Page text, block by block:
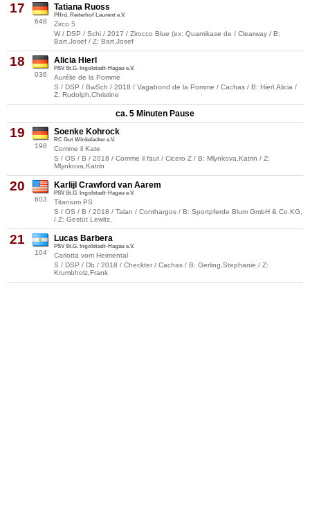
17
648
Tatiana Ruoss
Pffrd. Reiterhof Laurent e.V.
Zirco 5
W / DSP / Schi / 2017 / Zirocco Blue (ex: Quamikase de / Clearway / B:
Bart,Josef / Z: Bart,Josef
18
036
Alicia Hierl
PSV St.G. Ingolstadt-Hagau e.V.
Aurélie de la Pomme
S / DSP / BwSch / 2018 / Vagabond de la Pomme / Cachas / B: Hierl,Alicia /
Z: Rudolph,Christine
ca. 5 Minuten Pause
19
198
Soenke Kohrock
RC Gut Winkelacker e.V.
Comme il Kate
S / OS / B / 2018 / Comme il faut / Cicero Z / B: Mlynkova,Katrin / Z:
Mlynkova,Katrin
20
603
Karlijl Crawford van Aarem
PSV St.G. Ingolstadt-Hagau e.V.
Titanium PS
S / OS / B / 2018 / Talan / Conthargos / B: Sportpferde Blum GmbH & Co.KG,
/ Z: Gestüt Lewitz,
21
104
Lucas Barbera
PSV St.G. Ingolstadt-Hagau e.V.
Carlotta vom Heimental
S / DSP / Db / 2018 / Checkter / Cachas / B: Gerling,Stephanie / Z:
Krumbholz,Frank